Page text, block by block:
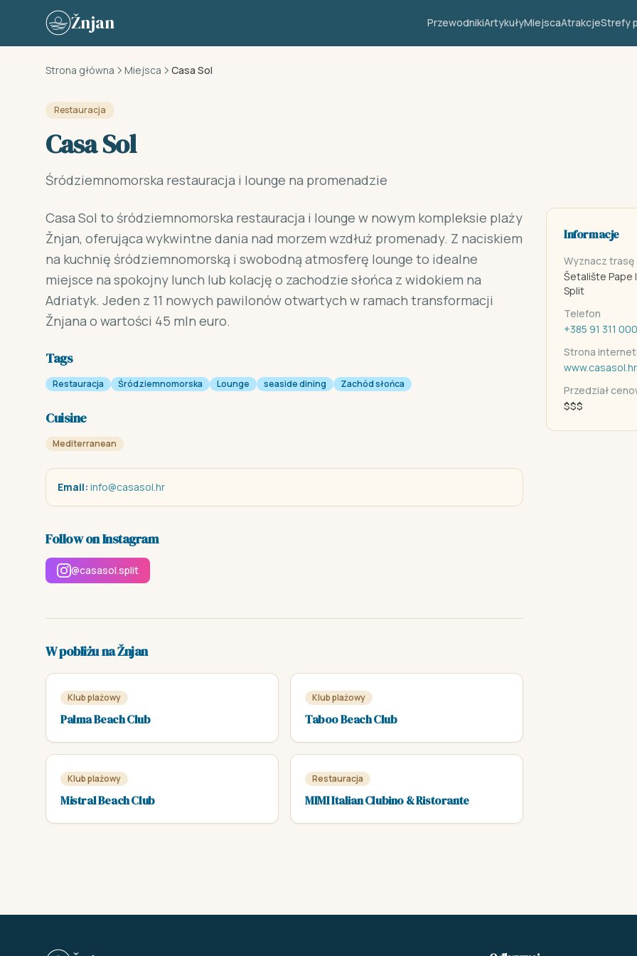
Skip to content
Žnjan PrzewodnikiArtykułyMiejscaAtrakcjeStrefy
Strona główna Miejsca Casa Sol
Restauracja
Casa Sol
Śródziemnomorska restauracja i lounge na promenadzie
Casa Sol to śródziemnomorska restauracja i lounge w nowym kompleksie plaży
Žnjan, oferująca wykwintne dania nad morzem wzdłuż promenady. Z naciskiem
na kuchnię śródziemnomorską i swobodną atmosferę lounge to idealne
miejsce na spokojny lunch lub kolację o zachodzie słońca z widokiem na
Adriatyk. Jeden z 11 nowych pawilonów otwartych w ramach transformacji
Žnjana o wartości 45 mln euro.
Tags
Restauracja Śródziemnomorska Lounge seaside dining Zachód słońca
Cuisine
Mediterranean
Email: info@casasol.hr
Follow on Instagram
@casasol.split
W pobliżu na Žnjan
Klub plażowy
Palma Beach Club
Klub plażowy
Taboo Beach Club
Klub plażowy
Mistral Beach Club
Restauracja
MIMI Italian Clubino & Ristorante
Informacje
Wyznacz trasę
Šetalište Pape
Split
Telefon
+385 91 311
Strona
www.casasol.hr
Przedział
$$$